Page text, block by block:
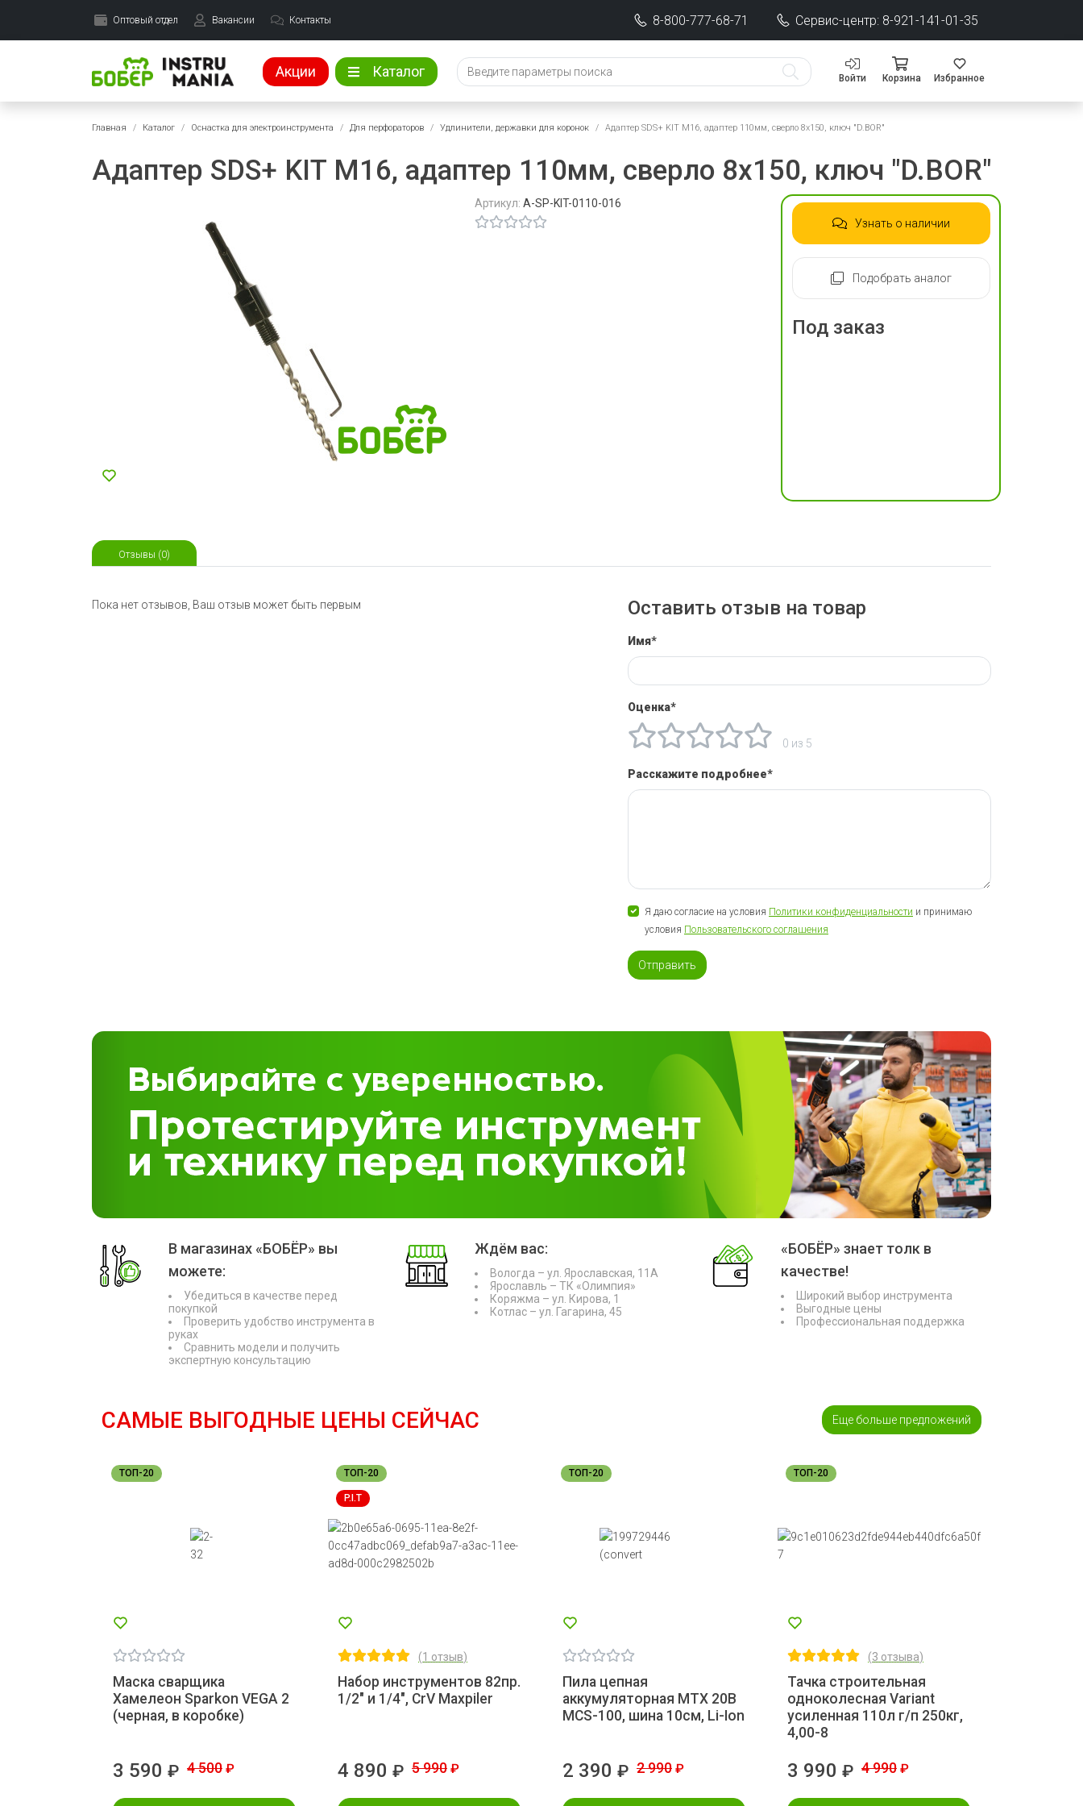
Оптовый отдел Вакансии Контакты 8-800-777-68-71 Сервис-центр: 8-921-141-01-35
Акции Каталог Войти Корзина Избранное
Главная Каталог Оснастка для электроинструмента Для перфораторов Удлинители, державки для коронок Адаптер SDS+ KIT М16, адаптер 110мм, сверло 8х150, ключ "D.BOR"
Адаптер SDS+ KIT М16, адаптер 110мм, сверло 8х150, ключ "D.BOR"
Артикул: A-SP-KIT-0110-016
Узнать о наличии
Подобрать аналог
Под заказ
Отзывы (0)
Пока нет отзывов, Ваш отзыв может быть первым Оставить отзыв на товар
Имя*
Оценка*
0 из 5
Расскажите подробнее*
Я даю согласие на условия Политики конфиденциальности и принимаю
условия Пользовательского соглашения
Отправить
В магазинах «БОБЁР» вы
можете:
Убедиться в качестве перед
покупкой
Проверить удобство инструмента в
руках
Сравнить модели и получить
экспертную консультацию
Ждём вас:
Вологда – ул. Ярославская, 11А
Ярославль – ТК «Олимпия»
Коряжма – ул. Кирова, 1
Котлас – ул. Гагарина, 45
«БОБЁР» знает толк в
качестве!
Широкий выбор инструмента
Выгодные цены
Профессиональная поддержка
САМЫЕ ВЫГОДНЫЕ ЦЕНЫ СЕЙЧАС Еще больше предложений
ТОП-20
Маска сварщика
Хамелеон Sparkon VEGA 2
(черная, в коробке)
3 590 ₽ 4 500 ₽
ТОП-20
P.I.T
(1 отзыв)
Набор инструментов 82пр.
1/2" и 1/4", CrV Maxpiler
4 890 ₽ 5 990 ₽
ТОП-20
Пила цепная
аккумуляторная MTX 20В
MCS-100, шина 10см, Li-Ion
2 390 ₽ 2 990 ₽
ТОП-20
(3 отзыва)
Тачка строительная
одноколесная Variant
усиленная 110л г/п 250кг,
4,00-8
3 990 ₽ 4 990 ₽